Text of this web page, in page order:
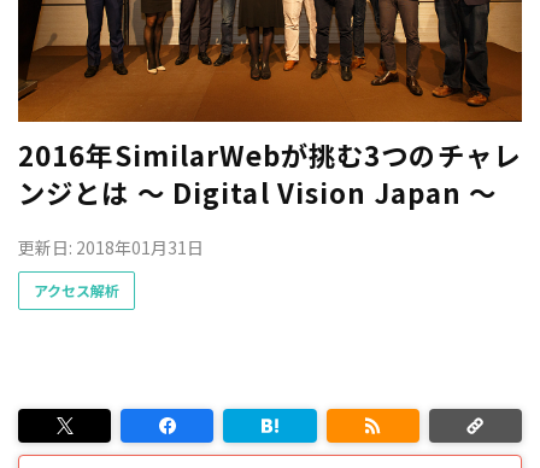
2016年SimilarWebが挑む3つのチャレ
ンジとは ～ Digital Vision Japan ～
更新日: 2018年01月31日
アクセス解析